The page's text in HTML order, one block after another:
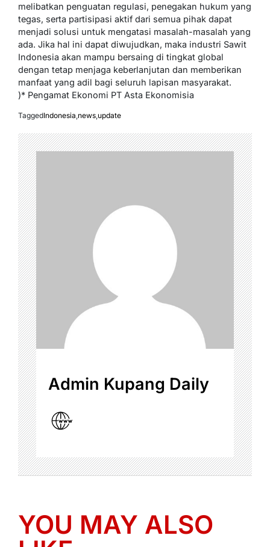
melibatkan penguatan regulasi, penegakan hukum yang
tegas, serta partisipasi aktif dari semua pihak dapat
menjadi solusi untuk mengatasi masalah-masalah yang
ada. Jika hal ini dapat diwujudkan, maka industri Sawit
Indonesia akan mampu bersaing di tingkat global
dengan tetap menjaga keberlanjutan dan memberikan
manfaat yang adil bagi seluruh lapisan masyarakat.
)* Pengamat Ekonomi PT Asta Ekonomisia
TaggedIndonesia,news,update
Admin Kupang Daily
YOU MAY ALSO